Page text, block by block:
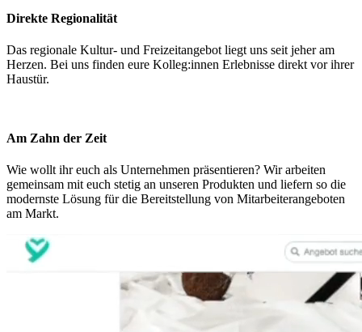
Direkte Regionalität
Das regionale Kultur- und Freizeitangebot liegt uns seit jeher am
Herzen. Bei uns finden eure Kolleg:innen Erlebnisse direkt vor ihrer
Haustür.
Am Zahn der Zeit
Wie wollt ihr euch als Unternehmen präsentieren? Wir arbeiten
gemeinsam mit euch stetig an unseren Produkten und liefern so die
modernste Lösung für die Bereitstellung von Mitarbeiterangeboten
am Markt.